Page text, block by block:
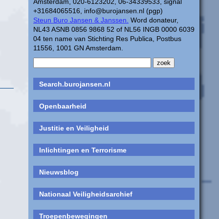
+31684065516, info@burojansen.nl (pgp)
Steun Buro Jansen & Janssen. Word donateur,
NL43 ASNB 0856 9868 52 of NL56 INGB 0000 6039
04 ten name van Stichting Res Publica, Postbus
11556, 1001 GN Amsterdam.
Search.burojansen.nl
Openbaarheid
Justitie en Veiligheid
Inlichtingen en Terrorisme
Nieuwsblog
Nationaal Veiligheidsarchief
Troepenbewegingen